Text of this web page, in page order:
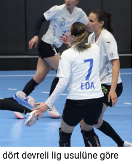
dört devreli lig usulüne göre